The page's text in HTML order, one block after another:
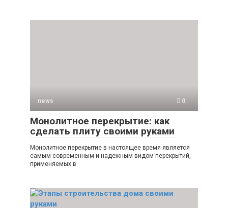
news 0
Монолитное перекрытие: как
сделать плиту своими руками
Монолитное перекрытие в настоящее время является
самым современным и надежным видом перекрытий,
применяемых в